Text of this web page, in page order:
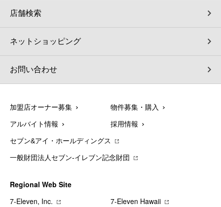
店舗検索
ネットショッピング
お問い合わせ
加盟店オーナー募集 物件募集・購入
アルバイト情報 採用情報
セブン&アイ・ホールディングス
一般財団法人セブン-イレブン記念財団
Regional Web Site
7‐Eleven, Inc.
7‐Eleven Hawaii